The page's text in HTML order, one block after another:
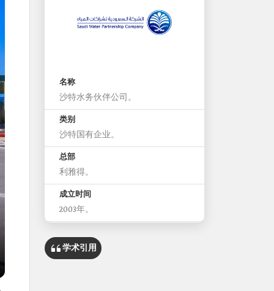
名称
沙特水务伙伴公司。
类别
沙特国有企业。
总部
利雅得。
成立时间
2003年。
沙特财政部。
学术引用